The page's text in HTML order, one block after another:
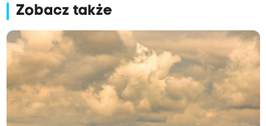
Zobacz także